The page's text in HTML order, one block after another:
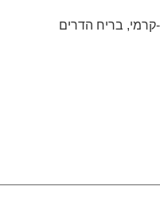
קרמי, בריח הדרים